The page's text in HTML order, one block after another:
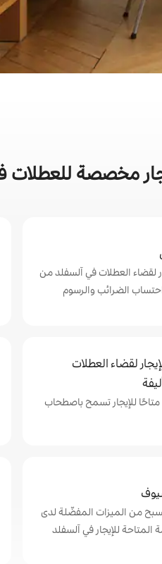
مخصصة للعطلات
لقضاء العطلات في آلسفلد من
لقضاء العطلات
إقامة متاحًا للإيجار تسمح باصطحاب
من الميزات المفضّلة لدى
المتاحة للإيجار في آلسفلد